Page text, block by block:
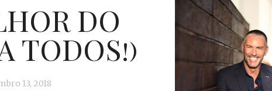
DO
TODOS!)
13, 2018